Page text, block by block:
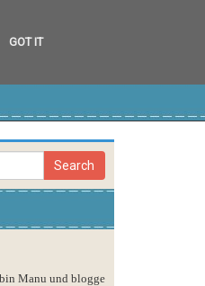
Manu und blogge
GOT IT